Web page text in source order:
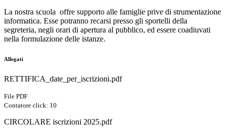
La nostra scuola offre supporto alle famiglie prive di strumentazione
informatica. Esse potranno recarsi presso gli sportelli della
segreteria, negli orari di apertura al pubblico, ed essere coadiuvati
nella formulazione delle istanze.
Allegati
RETTIFICA_date_per_iscrizioni.pdf
File PDF
Contatore click: 10
CIRCOLARE iscrizioni 2025.pdf